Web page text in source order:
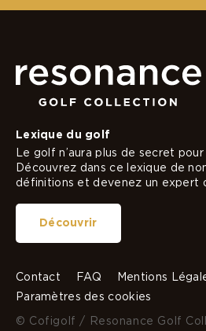
Lexique du golf
Le golf n’aura plus de secret pour
Découvrez dans ce lexique de
définitions et devenez un expert
Découvrir
Contact FAQ Mentions
Paramètres des cookies
© Cofigolf / Resonance Golf